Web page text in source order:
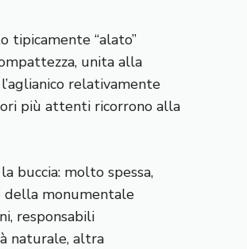
tipicamente “alato”
unita alla
relativamente
più attenti ricorrono alla
buccia: molto spessa,
della monumentale
responsabili
naturale, altra